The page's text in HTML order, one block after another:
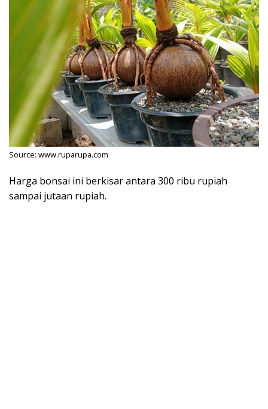
Source: www.ruparupa.com
Harga bonsai ini berkisar antara 300 ribu rupiah
sampai jutaan rupiah.